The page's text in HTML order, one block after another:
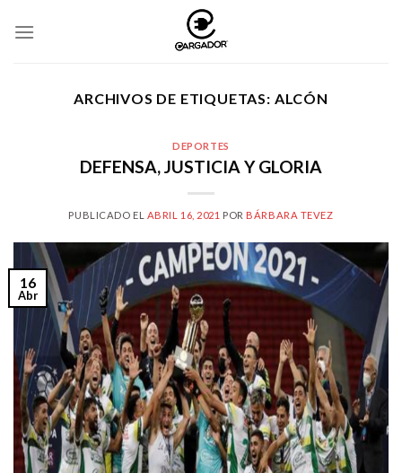
ARCHIVOS DE ETIQUETAS: ALCÓN
DEPORTES
DEFENSA, JUSTICIA Y GLORIA
PUBLICADO EL ABRIL 16, 2021 POR BÁRBARA TEVEZ
16
Abr